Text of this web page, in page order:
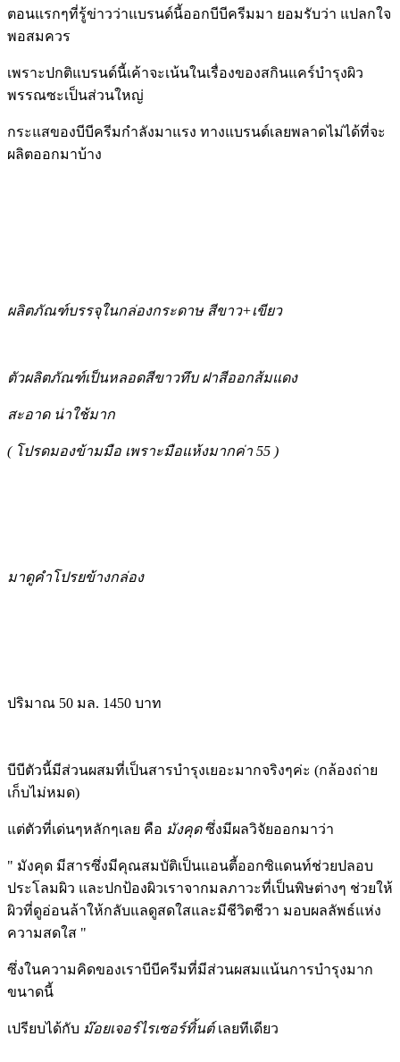
ตอนแรกๆที่รู้ข่าวว่าแบรนด์นี้ออกบีบีครีมมา ยอมรับว่า แปลกใจ
พอสมควร
เพราะปกติแบรนด์นี้เค้าจะเน้นในเรื่องของสกินแคร์บำรุงผิว
พรรณซะเป็นส่วนใหญ่
กระแสของบีบีครีมกำลังมาแรง ทางแบรนด์เลยพลาดไม่ได้ที่จะ
ผลิตออกมาบ้าง
ผลิตภัณฑ์บรรจุในกล่องกระดาษ สีขาว+เขียว
ตัวผลิตภัณฑ์เป็นหลอดสีขาวทึบ ฝาสีออกส้มแดง
สะอาด น่าใช้มาก
( โปรดมองข้ามมือ เพราะมือแห้งมากค่า 55 )
มาดูคำโปรยข้างกล่อง
ปริมาณ 50 มล. 1450 บาท
บีบีตัวนี้มีส่วนผสมที่เป็นสารบำรุงเยอะมากจริงๆค่ะ (กล้องถ่าย
เก็บไม่หมด)
แต่ตัวที่เด่นๆหลักๆเลย คือ มังคุดซึ่งมีผลวิจัยออกมาว่า
" มังคุด มีสารซึ่งมีคุณสมบัติเป็นแอนตี้ออกซิแดนท์ช่วยปลอบ
ประโลมผิว และปกป้องผิวเราจากมลภาวะที่เป็นพิษต่างๆ ช่วยให้
ผิวที่ดูอ่อนล้าให้กลับแลดูสดใสและมีชีวิตชีวา มอบผลลัพธ์แห่ง
ความสดใส "
ซึ่งในความคิดของเราบีบีครีมที่มีส่วนผสมแน้นการบำรุงมาก
ขนาดนี้
เปรียบได้กับ ม๊อยเจอร์ไรเซอร์ทิ้นต์เลยทีเดียว